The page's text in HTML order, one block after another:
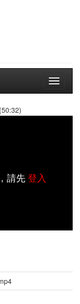
Toggle
(50:32)
請先登入